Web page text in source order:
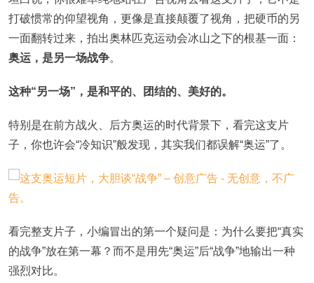
打破惯常的仰望视角，更像是直接颠覆了视角，把硬币的另
一面翻转过来，拍出奥林匹克运动会冰山之下的根基一面：
奥运，是另一场战争。
这种“另一场”，是和平的、团结的、美好的。
特别是在前方战火、后方奥运的时代背景下，看完这支片
子，你也许会“冷知识”般发现，其实我们都误解“奥运”了。
看完整支片子，小编冒出的第一个疑问是：为什么要把“真实
的战争”放在第一幕？而不是用先“奥运”后“战争”地输出一种
强烈对比。